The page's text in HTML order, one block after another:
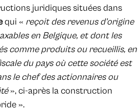
juridiques situées dans
qui « reçoit des revenus d'origine
en Belgique, et dont les
comme produits ou recueillis, en
du pays où cette société est
le chef des actionnaires ou
», ci-après la construction
».